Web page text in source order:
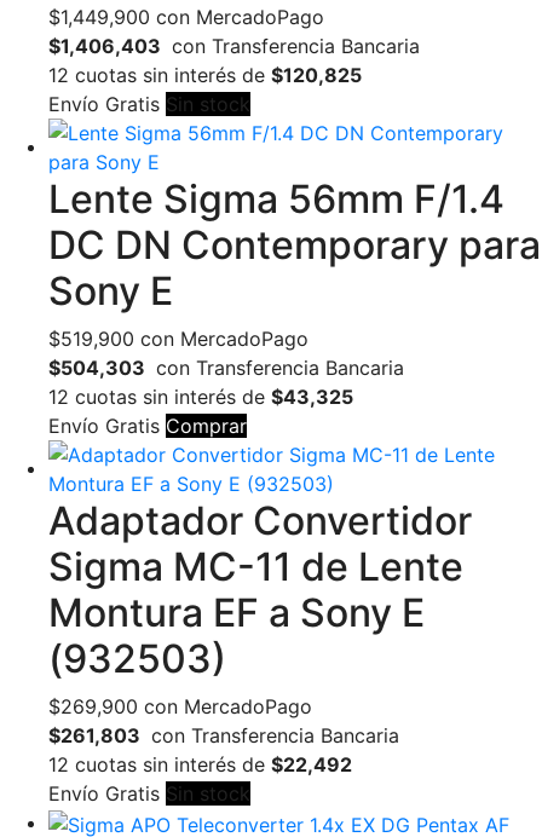
$1,449,900 con MercadoPago
$1,406,403 con Transferencia Bancaria
12 cuotas sin interés de $120,825
Envío Gratis Sin stock
Lente Sigma 56mm F/1.4
DC DN Contemporary para
Sony E
$519,900 con MercadoPago
$504,303 con Transferencia Bancaria
12 cuotas sin interés de $43,325
Envío Gratis Comprar
Adaptador Convertidor
Sigma MC-11 de Lente
Montura EF a Sony E
(932503)
$269,900 con MercadoPago
$261,803 con Transferencia Bancaria
12 cuotas sin interés de $22,492
Envío Gratis Sin stock